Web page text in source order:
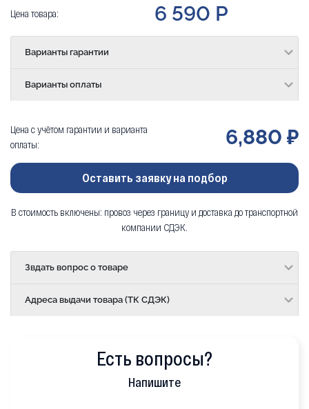
Цена товара: 6 590 Р
Варианты гарантии
Варианты оплаты
Цена с учётом гарантии и варианта
оплаты:
6,880 ₽
Оставить заявку на подбор
В стоимость включены: провоз через границу и доставка до транспортной
компании СДЭК.
Звдать вопрос о товаре
Адреса выдачи товара (ТК СДЭК)
Есть вопросы?
Напишите